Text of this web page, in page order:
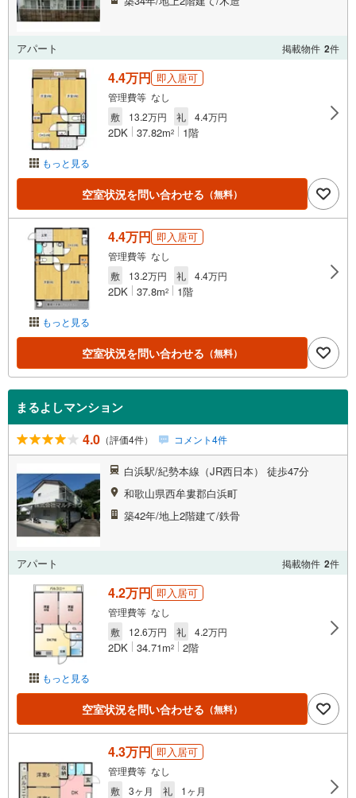
アパート 掲載物件 2件
もっと見る
4.4万円 即入居可
管理費等 なし
敷
13.2万円 礼 4.4万円
2DK 37.82m2 1階
空室状況を問い合わせる （無料）
もっと見る
4.4万円 即入居可
管理費等 なし
敷
13.2万円 礼 4.4万円
2DK 37.8m2 1階
空室状況を問い合わせる （無料）
まるよしマンション
4.0 （評価4件） コメント4件
白浜駅/紀勢本線（JR西日本） 徒歩47分
和歌山県西牟婁郡白浜町
築42年/地上2階建て/鉄骨
アパート 掲載物件 2件
もっと見る
4.2万円 即入居可
管理費等 なし
敷
12.6万円 礼 4.2万円
2DK 34.71m2 2階
空室状況を問い合わせる （無料）
4.3万円 即入居可
管理費等 なし
敷
3ヶ月 礼 1ヶ月